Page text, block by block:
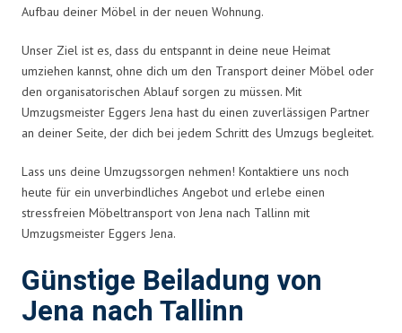
Aufbau deiner Möbel in der neuen Wohnung.
Unser Ziel ist es, dass du entspannt in deine neue Heimat
umziehen kannst, ohne dich um den Transport deiner Möbel oder
den organisatorischen Ablauf sorgen zu müssen. Mit
Umzugsmeister Eggers Jena hast du einen zuverlässigen Partner
an deiner Seite, der dich bei jedem Schritt des Umzugs begleitet.
Lass uns deine Umzugssorgen nehmen! Kontaktiere uns noch
heute für ein unverbindliches Angebot und erlebe einen
stressfreien Möbeltransport von Jena nach Tallinn mit
Umzugsmeister Eggers Jena.
Günstige Beiladung von
Jena nach Tallinn